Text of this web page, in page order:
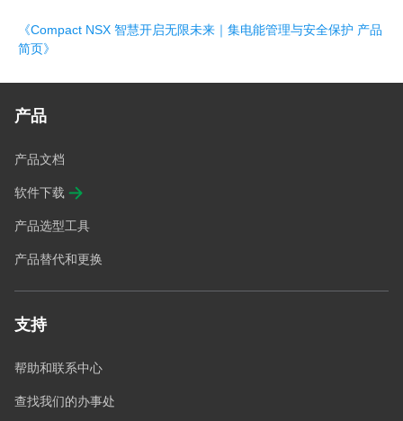
《Compact NSX 智慧开启无限未来｜集电能管理与安全保护 产品
简页》
产品
产品文档
软件下载
产品选型工具
产品替代和更换
支持
帮助和联系中心
查找我们的办事处